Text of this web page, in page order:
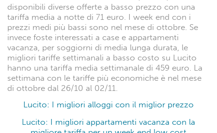
disponibili diverse offerte a basso prezzo con una
tariffa media a notte di 71 euro. I week end con i
prezzi medi più bassi sono nel mese di ottobre. Se
invece foste interessati a case e appartamenti
vacanza, per soggiorni di media lunga durata, le
migliori tariffe settimanali a basso costo su Lucito
hanno una tariffa media settimanale di 459 euro. La
settimana con le tariffe più economiche è nel mese
di ottobre dal 26/10 al 02/11.
Lucito: I migliori alloggi con il miglior prezzo
Lucito: I migliori appartamenti vacanza con la